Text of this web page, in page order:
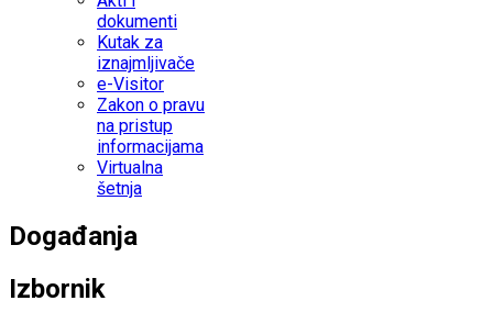
dokumenti
Kutak za
iznajmljivače
e-Visitor
Zakon o pravu
na pristup
informacijama
Virtualna
šetnja
Događanja
Izbornik